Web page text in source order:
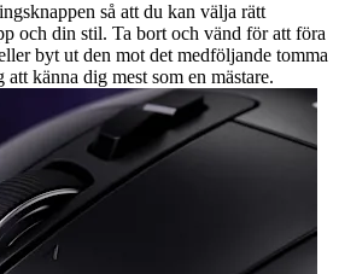
så att du kan välja rätt
och din stil. Ta bort och vänd för att föra
byt ut den mot det medföljande tomma
känna dig mest som en mästare.